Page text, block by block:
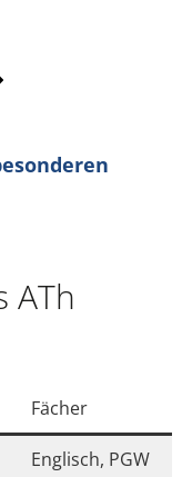
ATh
Fächer
Englisch, PGW